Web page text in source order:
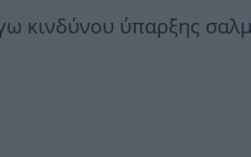
κινδύνου ύπαρξης